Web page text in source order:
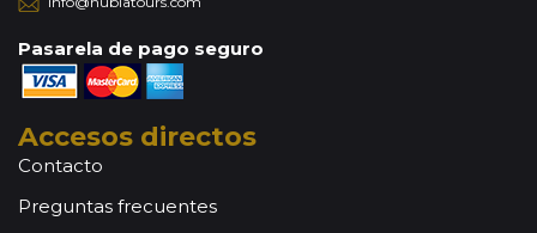
Pasarela de pago seguro
Accesos directos
Contacto
Preguntas frecuentes